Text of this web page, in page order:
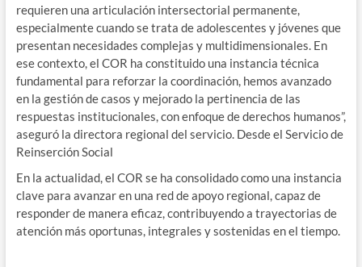
requieren una articulación intersectorial permanente,
especialmente cuando se trata de adolescentes y jóvenes que
presentan necesidades complejas y multidimensionales. En
ese contexto, el COR ha constituido una instancia técnica
fundamental para reforzar la coordinación, hemos avanzado
en la gestión de casos y mejorado la pertinencia de las
respuestas institucionales, con enfoque de derechos humanos”,
aseguró la directora regional del servicio. Desde el Servicio de
Reinserción Social
En la actualidad, el COR se ha consolidado como una instancia
clave para avanzar en una red de apoyo regional, capaz de
responder de manera eficaz, contribuyendo a trayectorias de
atención más oportunas, integrales y sostenidas en el tiempo.